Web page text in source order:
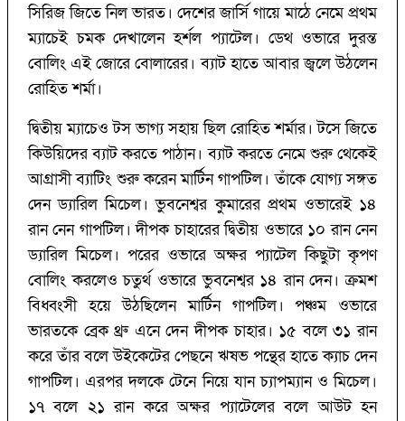
সিরিজ জিতে নিল ভারত। দেশের জার্সি গায়ে মাঠে নেমে প্রথম
ম্যাচেই চমক দেখালেন হর্শল প্যাটেল। ডেথ ওভারে দুরন্ত
বোলিং এই জোরে বোলারের। ব্যাট হাতে আবার জ্বলে উঠলেন
রোহিত শর্মা।
দ্বিতীয় ম্যাচেও টস ভাগ্য সহায় ছিল রোহিত শর্মার। টসে জিতে
কিউয়িদের ব্যাট করতে পাঠান। ব্যাট করতে নেমে শুরু থেকেই
আগ্রাসী ব্যাটিং শুরু করেন মার্টিন গাপটিল। তাঁকে যোগ্য সঙ্গত
দেন ড্যারিল মিচেল। ভুবনেশ্বর কুমারের প্রথম ওভারেই ১৪
রান নেন গাপটিল। দীপক চাহারের দ্বিতীয় ওভারে ১০ রান নেন
ড্যারিল মিচেল। পরের ওভারে অক্ষর প্যাটেল কিছুটা কৃপণ
বোলিং করলেও চতুর্থ ওভারে ভুবনেশ্বর ১৪ রান দেন। ক্রমশ
বিধ্বংসী হয়ে উঠছিলেন মার্টিন গাপটিল। পঞ্চম ওভারে
ভারতকে ব্রেক থ্রু এনে দেন দীপক চাহার। ১৫ বলে ৩১ রান
করে তাঁর বলে উইকেটের পেছনে ঋষভ পন্থের হাতে ক্যাচ দেন
গাপটিল। এরপর দলকে টেনে নিয়ে যান চ্যাপম্যান ও মিচেল।
১৭ বলে ২১ রান করে অক্ষর প্যাটেলের বলে আউট হন